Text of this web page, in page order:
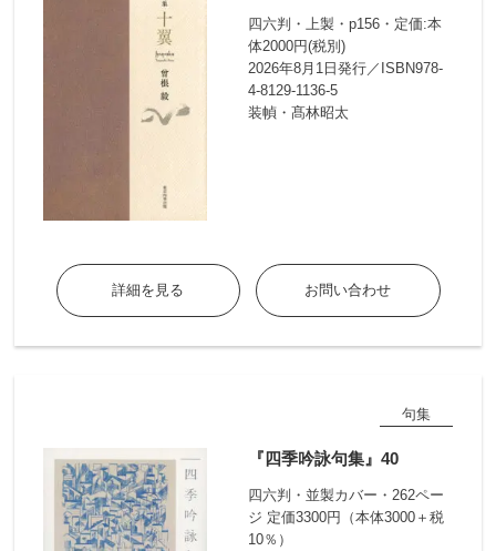
四六判・上製・p156・定価:本
体2000円(税別)
2026年8月1日発行／ISBN978-
4-8129-1136-5
装幀・髙林昭太
詳細を見る お問い合わせ
句集
『四季吟詠句集』40
四六判・並製カバー・262ペー
ジ 定価3300円（本体3000＋税
10％）